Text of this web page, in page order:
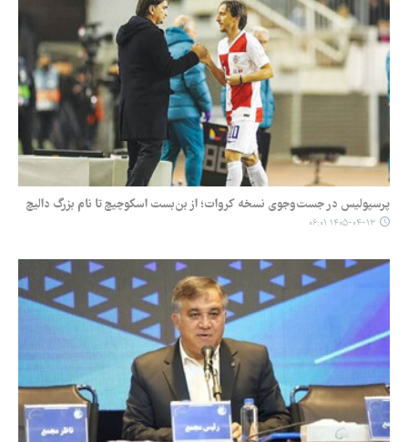
پرسپولیس در جست‌وجوی نسخه کروات؛ از بن‌بست اسکوچیچ تا نام بزرگ دالیچ
۱۴۰۵-۰۴-۱۳ ۰۶:۰۱